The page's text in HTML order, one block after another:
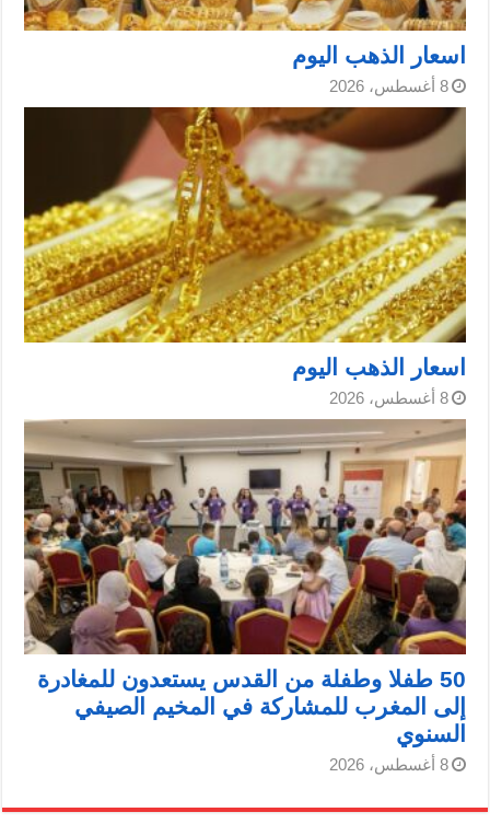
اسعار الذهب اليوم
8 أغسطس، 2026
اسعار الذهب اليوم
8 أغسطس، 2026
50 طفلا وطفلة من القدس يستعدون للمغادرة
إلى المغرب للمشاركة في المخيم الصيفي
السنوي
8 أغسطس، 2026